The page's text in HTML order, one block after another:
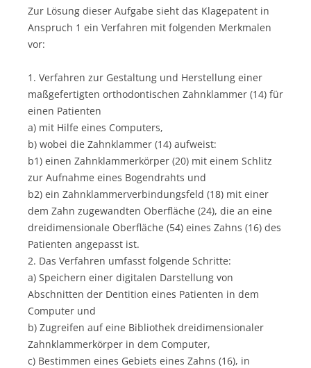
Zur Lösung dieser Aufgabe sieht das Klagepatent in
Anspruch 1 ein Verfahren mit folgenden Merkmalen
vor:
1. Verfahren zur Gestaltung und Herstellung einer
maßgefertigten orthodontischen Zahnklammer (14) für
einen Patienten
a) mit Hilfe eines Computers,
b) wobei die Zahnklammer (14) aufweist:
b1) einen Zahnklammerkörper (20) mit einem Schlitz
zur Aufnahme eines Bogendrahts und
b2) ein Zahnklammerverbindungsfeld (18) mit einer
dem Zahn zugewandten Oberfläche (24), die an eine
dreidimensionale Oberfläche (54) eines Zahns (16) des
Patienten angepasst ist.
2. Das Verfahren umfasst folgende Schritte:
a) Speichern einer digitalen Darstellung von
Abschnitten der Dentition eines Patienten in dem
Computer und
b) Zugreifen auf eine Bibliothek dreidimensionaler
Zahnklammerkörper in dem Computer,
c) Bestimmen eines Gebiets eines Zahns (16), in